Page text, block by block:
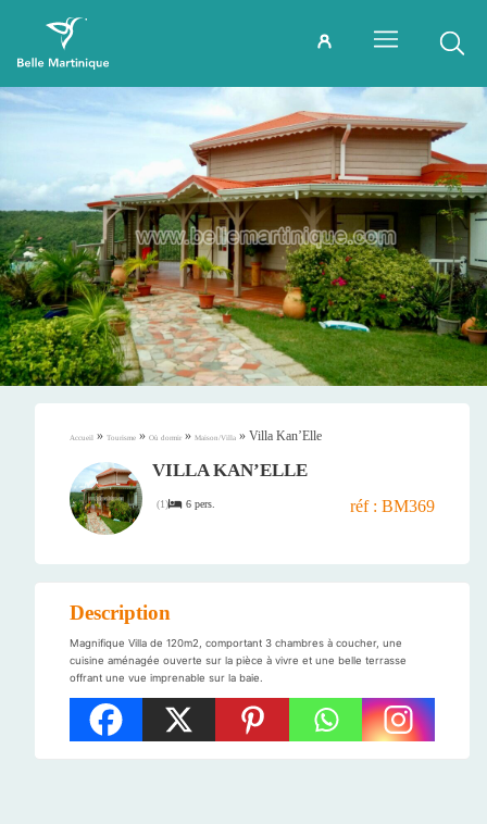
Accueil » Tourisme » Où dormir » Maison/Villa » Villa Kan’Elle
VILLA KAN’ELLE
(1) 6 pers. réf : BM369
Description
Magnifique Villa de 120m2, comportant 3 chambres à coucher, une
cuisine aménagée ouverte sur la pièce à vivre et une belle terrasse
offrant une vue imprenable sur la baie.